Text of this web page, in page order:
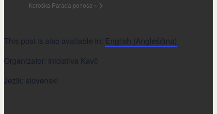
Koroška Parada ponosa »
This post is also available in: English (Angleščina)
Organizator: Iniciativa Kavč
Jezik: slovenski